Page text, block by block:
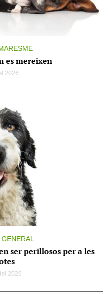
es mereixen
2026
ser perillosos per a les
2026